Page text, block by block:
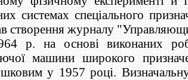
системах спеціального
створення журналу
р. на основі виконаних
машини широкого
у 1957 році.